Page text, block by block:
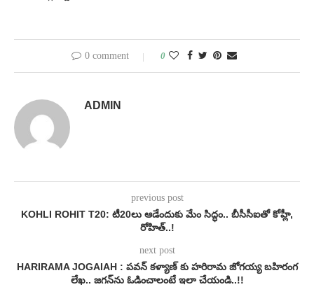
0 comment 0
ADMIN
previous post
KOHLI ROHIT T20: టీ20లు ఆడేందుకు మేం సిద్ధం.. బీసీసీఐతో కోహ్లీ,
రోహిత్‌..!
next post
HARIRAMA JOGAIAH : పవన్ కళ్యాణ్ కు హరిరామ జోగయ్య బహిరంగ
లేఖ.. జగన్‌ను ఓడించాలంటే ఇలా చేయండి..!!